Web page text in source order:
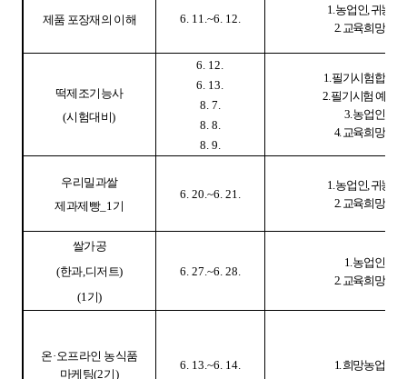
제품 포장재의 이해 6. 11.~6. 12.
1. 농업인 귀농인
2. 교육희망자
떡제조기능사
(시험대비)
6. 12.
6. 13.
8. 7.
8. 8.
8. 9.
1. 필기시험합격자
2. 필기시험 예정자
3. 농업인
4. 교육희망자
우리밀과쌀
제과제빵_1 기
6. 20.~6. 21.
1. 농업인 귀농인
2. 교육희망자
쌀가공
(한과, 디저트)
(1 기)
6. 27.~6. 28.
1. 농업인
2. 교육희망자
온· 오프라인 농식품
마케팅(2기)
6. 13.~6. 14. 1. 희망농업인